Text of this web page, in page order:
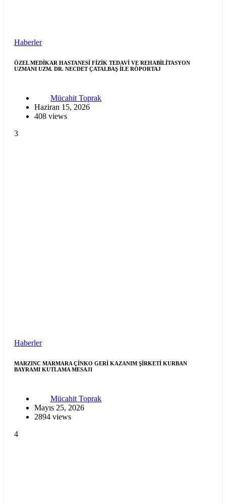
Haberler
ÖZEL MEDİKAR HASTANESİ FİZİK TEDAVİ VE REHABİLİTASYON
UZMANI UZM. DR. NECDET ÇATALBAŞ İLE RÖPORTAJ
Mücahit Toprak
Haziran 15, 2026
408 views
3
Haberler
MARZINC MARMARA ÇİNKO GERİ KAZANIM ŞİRKETİ KURBAN
BAYRAMI KUTLAMA MESAJI
Mücahit Toprak
Mayıs 25, 2026
2894 views
4